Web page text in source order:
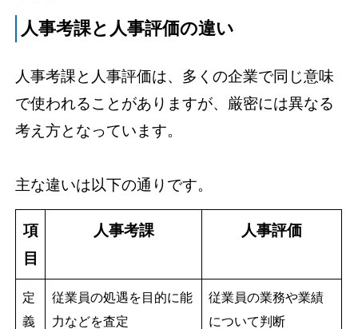
人事考課と人事評価の違い
人事考課と人事評価は、多くの企業で同じ意味
で使われることがありますが、厳密には異なる
考え方となっています。
主な違いは以下の通りです。
項
目
人事考課 人事評価
定
義
従業員の処遇を目的に能
力などを査定
従業員の業務や業績
について判断